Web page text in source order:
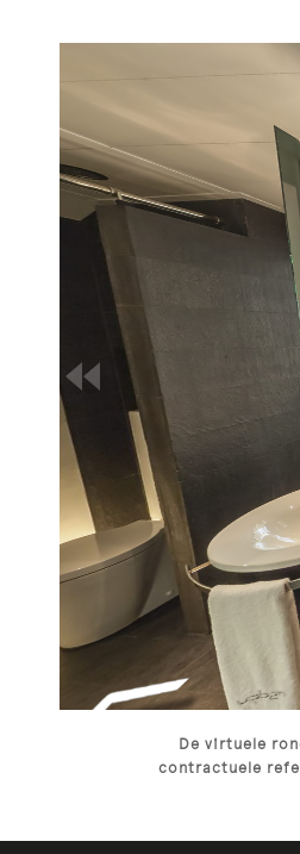
De virtuele
contractuele